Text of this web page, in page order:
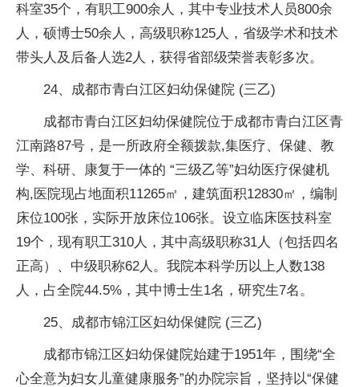
科室35个，有职工900余人，其中专业技术人员800余
人，硕博士50余人，高级职称125人，省级学术和技术
带头人及后备人选2人，获得省部级荣誉表彰多次。
24、成都市青白江区妇幼保健院 (三乙)
成都市青白江区妇幼保健院位于成都市青白江区青
江南路87号，是一所政府全额拨款,集医疗、保健、教
学、科研、康复于一体的 “三级乙等”妇幼医疗保健机
构,医院现占地面积11265㎡，建筑面积12830㎡，编制
床位100张，实际开放床位106张。设立临床医技科室
19个，现有职工310人，其中高级职称31人（包括四名
正高）、中级职称62人。我院本科学历以上人数138
人，占全院44.5%，其中博士生1名，研究生7名。
25、成都市锦江区妇幼保健院 (三乙)
成都市锦江区妇幼保健院始建于1951年，围绕“全
心全意为妇女儿童健康服务”的办院宗旨，坚持以“保健